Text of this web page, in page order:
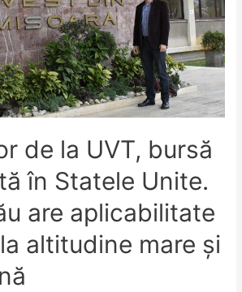
de la UVT, bursă
în Statele Unite.
are aplicabilitate
altitudine mare și